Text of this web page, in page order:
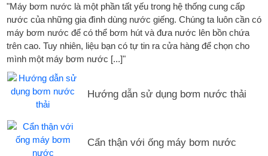
"Máy bơm nước là một phần tất yếu trong hệ thống cung cấp
nước của những gia đình dùng nước giếng. Chúng ta luôn cần có
máy bơm nước để có thể bơm hút và đưa nước lên bồn chứa
trên cao. Tuy nhiên, liệu bạn có tự tin ra cửa hàng để chọn cho
mình một máy bơm nước [...]"
Hướng dẫn sử dụng bơm nước thải
Cẩn thận với ống máy bơm nước